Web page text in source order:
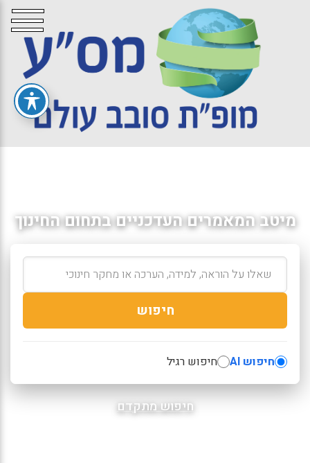
מיטב המאמרים העדכניים בתחום החינוך
חיפוש
חיפוש AI חיפוש רגיל
חיפוש מתקדם